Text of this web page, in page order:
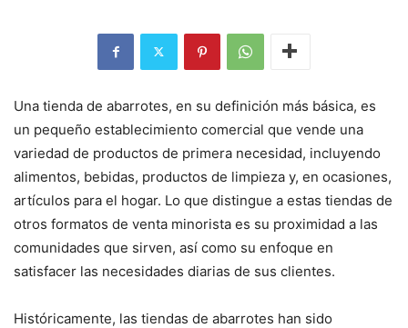
Una tienda de abarrotes, en su definición más básica, es
un pequeño establecimiento comercial que vende una
variedad de productos de primera necesidad, incluyendo
alimentos, bebidas, productos de limpieza y, en ocasiones,
artículos para el hogar. Lo que distingue a estas tiendas de
otros formatos de venta minorista es su proximidad a las
comunidades que sirven, así como su enfoque en
satisfacer las necesidades diarias de sus clientes.
Históricamente, las tiendas de abarrotes han sido